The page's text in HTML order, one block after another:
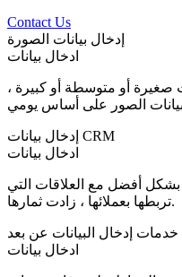
Contact Us
إدخال بيانات الصورة
ادخال بيانات
أو متوسطة أو كبيرة ،
إدخال بيانات CRM
ادخال بيانات
أفضل مع العلاقات التي
تربطها بعملائها ، زادت ثمارها.
ادخال بيانات